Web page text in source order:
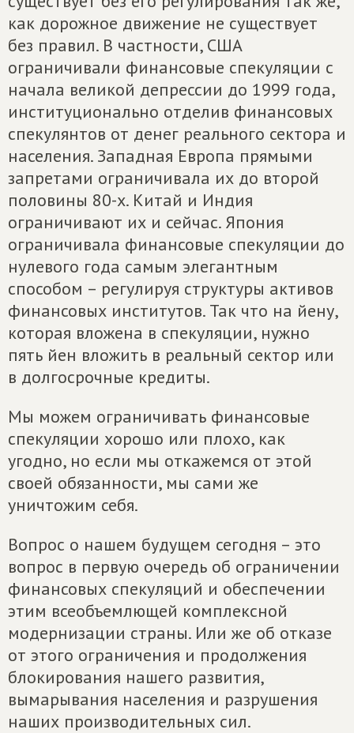
как дорожное движение не существует
без правил. В частности, США
ограничивали финансовые спекуляции с
начала великой депрессии до 1999 года,
институционально отделив финансовых
спекулянтов от денег реального сектора и
населения. Западная Европа прямыми
запретами ограничивала их до второй
половины 80-х. Китай и Индия
ограничивают их и сейчас. Япония
ограничивала финансовые спекуляции до
нулевого года самым элегантным
способом – регулируя структуры активов
финансовых институтов. Так что на йену,
которая вложена в спекуляции, нужно
пять йен вложить в реальный сектор или
в долгосрочные кредиты.
Мы можем ограничивать финансовые
спекуляции хорошо или плохо, как
угодно, но если мы откажемся от этой
своей обязанности, мы сами же
уничтожим себя.
Вопрос о нашем будущем сегодня – это
вопрос в первую очередь об ограничении
финансовых спекуляций и обеспечении
этим всеобъемлющей комплексной
модернизации страны. Или же об отказе
от этого ограничения и продолжения
блокирования нашего развития,
вымарывания населения и разрушения
наших производительных сил.